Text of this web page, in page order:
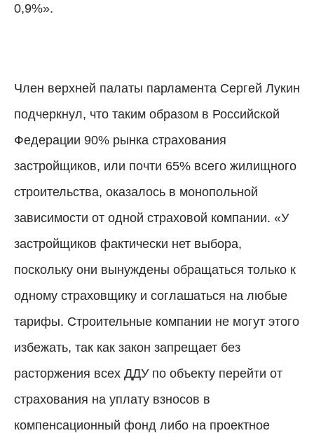
0,9%».
Член верхней палаты парламента Сергей Лукин
подчеркнул, что таким образом в Российской
Федерации 90% рынка страхования
застройщиков, или почти 65% всего жилищного
строительства, оказалось в монопольной
зависимости от одной страховой компании. «У
застройщиков фактически нет выбора,
поскольку они вынуждены обращаться только к
одному страховщику и соглашаться на любые
тарифы. Строительные компании не могут этого
избежать, так как закон запрещает без
расторжения всех ДДУ по объекту перейти от
страхования на уплату взносов в
компенсационный фонд либо на проектное